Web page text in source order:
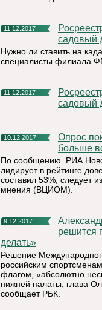
11.12.2017
Росреестр разъясняет: как поставить на кадастровый учет
садовый
Нужно ли ставить на
специалисты филиала
11.12.2017
Росреестр разъясняет: как поставить на кадастровый учет
садовый
10.12.2017
Опрос показал, кому из политиков россияне доверяют
больше
По сообщению РИА
лидирует в рейтинге
составил 53%, следует
мнения (ВЦИОМ).
9.12.2017
Александр Жуков: «Нужно поддержать и тех спортсменов, кто
решится
делать»
Решение
российским
флагом, «абсолютно
нижней палаты, глава
сообщает РБК.